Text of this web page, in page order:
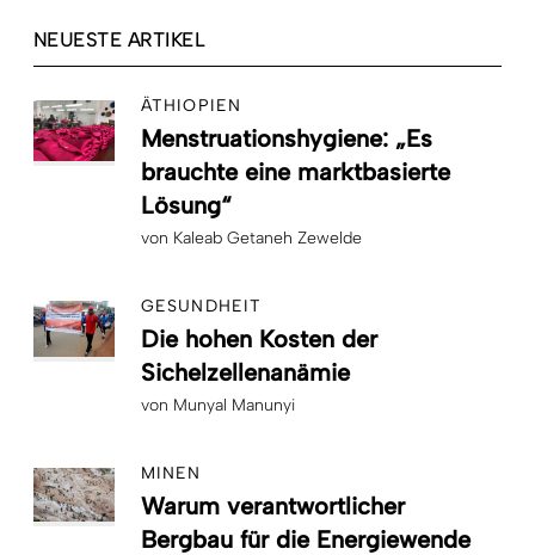
NEUESTE ARTIKEL
ÄTHIOPIEN
Menstruationshygiene: „Es
brauchte eine marktbasierte
Lösung“
von Kaleab Getaneh Zewelde
GESUNDHEIT
Die hohen Kosten der
Sichelzellenanämie
von Munyal Manunyi
MINEN
Warum verantwortlicher
Bergbau für die Energiewende